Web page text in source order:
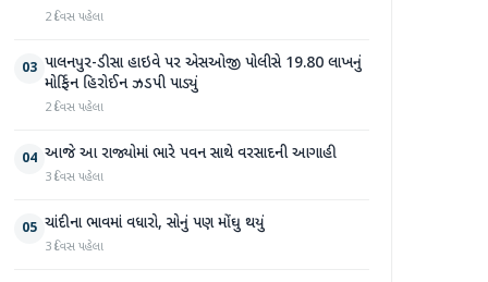
2 દિવસ પહેલા
03 પાલનપુર-ડીસા હાઇવે પર એસઓજી પોલીસે 19.80 લાખનું
મોર્ફિન હિરોઈન ઝડપી પાડ્યું
2 દિવસ પહેલા
04 આજે આ રાજ્યોમાં ભારે પવન સાથે વરસાદની આગાહી
3 દિવસ પહેલા
05 ચાંદીના ભાવમાં વધારો, સોનું પણ મોંઘુ થયું
3 દિવસ પહેલા